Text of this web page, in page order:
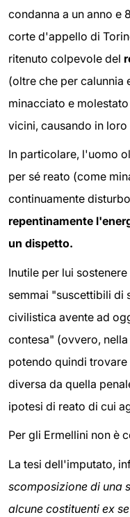
condanna a un anno e
corte d'appello di
ritenuto colpevole del
(oltre che per calunnia
minacciato e
vicini, causando in
In particolare, l'uomo
per sé reato (come
continuamente
repentinamente
un dispetto.
Inutile per lui
semmai "suscettibili di
civilistica avente ad
contesa" (ovvero,
potendo quindi
diversa da quella
ipotesi di reato di cui
Per gli Ermellini non è
La tesi dell'imputato,
scomposizione di una
alcune costituenti ex